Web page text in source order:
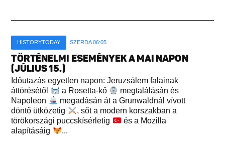
HISTORYTODAY SZERDA 06:05
TÖRTÉNELMI ESEMÉNYEK A MAI NAPON
(JÚLIUS 15.)
Időutazás egyetlen napon: Jeruzsálem falainak
áttörésétől
a Rosetta-kő
megtalálásán és
Napoleon
megadásán át a Grunwaldnál vívott
döntő ütközetig
, sőt a modern korszakban a
törökországi puccskísérletig
és a Mozilla
alapításáig
...